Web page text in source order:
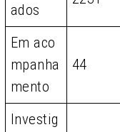
ados
Em aco
mpanha
mento
44
Investig